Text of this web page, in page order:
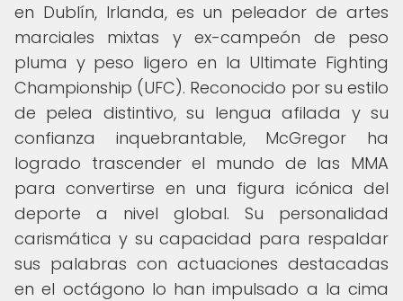
en Dublín, Irlanda, es un peleador de artes
marciales mixtas y ex-campeón de peso
pluma y peso ligero en la Ultimate Fighting
Championship (UFC). Reconocido por su estilo
de pelea distintivo, su lengua afilada y su
confianza inquebrantable, McGregor ha
logrado trascender el mundo de las MMA
para convertirse en una figura icónica del
deporte a nivel global. Su personalidad
carismática y su capacidad para respaldar
sus palabras con actuaciones destacadas
en el octágono lo han impulsado a la cima